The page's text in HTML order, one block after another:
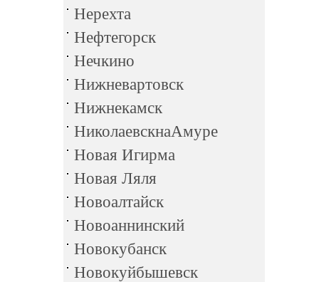
Нерехта
Нефтегорск
Нечкино
Нижневартовск
Нижнекамск
НиколаевскнаАмуре
Новая Игирма
Новая Ляля
Новоалтайск
Новоаннинский
Новокубанск
Новокуйбышевск